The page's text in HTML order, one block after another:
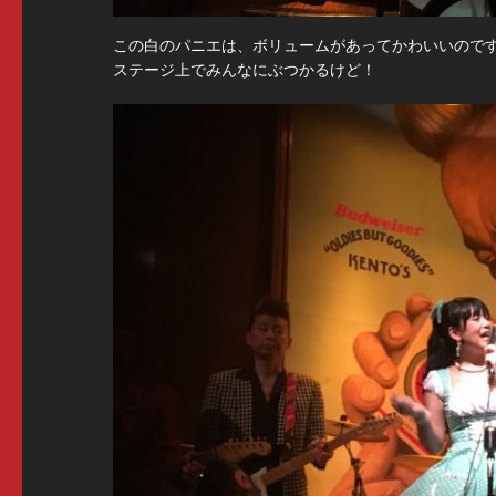
この白のパニエは、ボリュームがあってかわいいので
ステージ上でみんなにぶつかるけど！